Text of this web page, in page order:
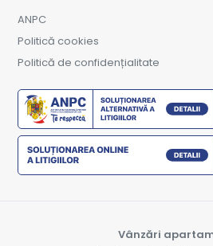
ANPC
Politică cookies
Politică de confidențialitate
Vânzări